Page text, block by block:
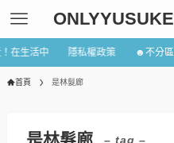
在生活中 隱私權政策 ☻不分
首頁 是林髮廊
是林髮廊 – tag –